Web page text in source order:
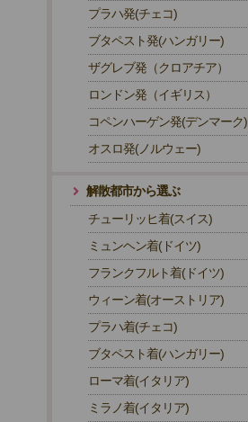
プラハ発(チェコ)
ブタペスト発(ハンガリー)
ザグレブ発（クロアチア）
ロンドン発（イギリス）
コペンハーゲン発(デンマーク)
オスロ発(ノルウェー)
解散都市から選ぶ
チューリッヒ着(スイス)
ミュンヘン着(ドイツ)
フランクフルト着(ドイツ)
ウィーン着(オーストリア)
プラハ着(チェコ)
ブタペスト着(ハンガリー)
ローマ着(イタリア)
ミラノ着(イタリア)